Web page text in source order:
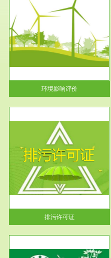
环境影响评价
服务范围
环保竣工验收
根据《建设项目环境保护管理条
例》第十七条 编制环境影响报
告书、...
排污许可证
服务范围
应急预案
根据《中华人民共和国环境保护
法》第十九条 企业事业单位应
当按照...